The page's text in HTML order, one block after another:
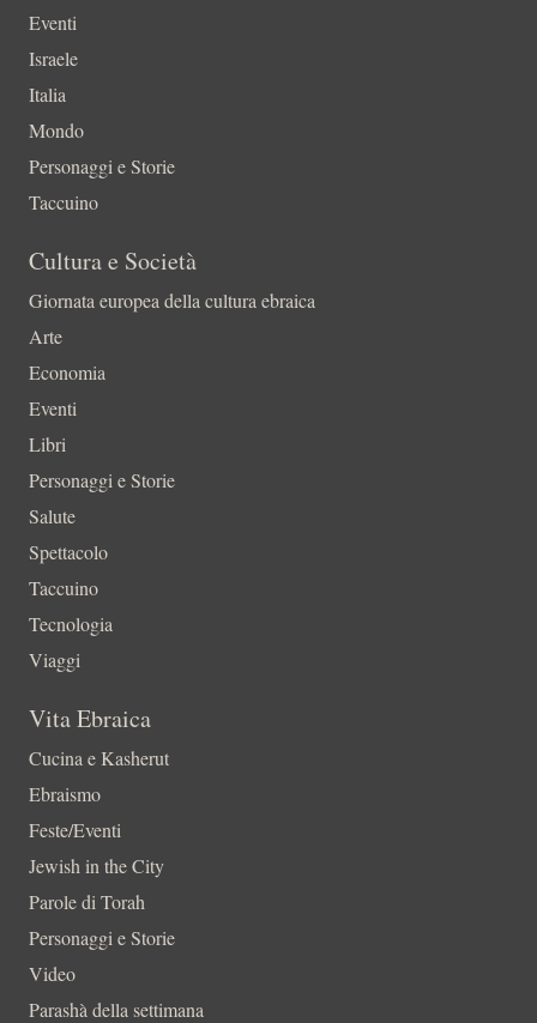
Eventi
Israele
Italia
Mondo
Personaggi e Storie
Taccuino
Cultura e Società
Giornata europea della cultura ebraica
Arte
Economia
Eventi
Libri
Personaggi e Storie
Salute
Spettacolo
Taccuino
Tecnologia
Viaggi
Vita Ebraica
Cucina e Kasherut
Ebraismo
Feste/Eventi
Jewish in the City
Parole di Torah
Personaggi e Storie
Video
Parashà della settimana